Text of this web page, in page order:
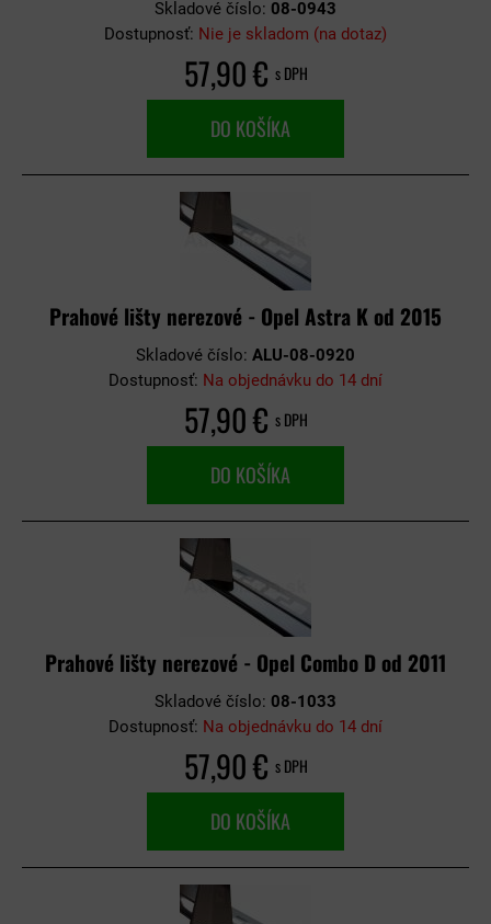
Skladové číslo: 08-0943
Dostupnosť: Nie je skladom (na dotaz)
57,90 € s DPH
DO KOŠÍKA
Prahové lišty nerezové - Opel Astra K od 2015
Skladové číslo: ALU-08-0920
Dostupnosť: Na objednávku do 14 dní
57,90 € s DPH
DO KOŠÍKA
Prahové lišty nerezové - Opel Combo D od 2011
Skladové číslo: 08-1033
Dostupnosť: Na objednávku do 14 dní
57,90 € s DPH
DO KOŠÍKA